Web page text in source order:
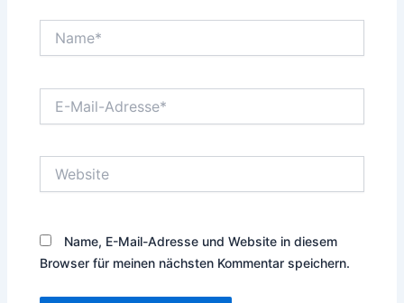
Mail-
Name, E-Mail-Adresse und Website in diesem
Browser für meinen nächsten Kommentar speichern.